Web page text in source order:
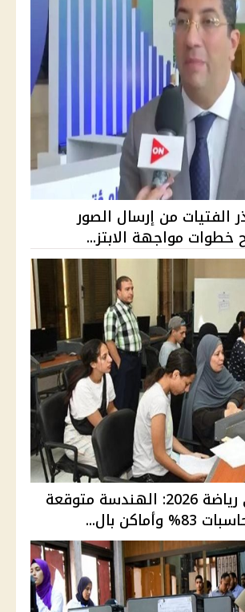
الفتيات من إرسال الصور
خطوات مواجهة الابتز...
تنسيق علمي رياضة 2026: الهندسة متوقعة